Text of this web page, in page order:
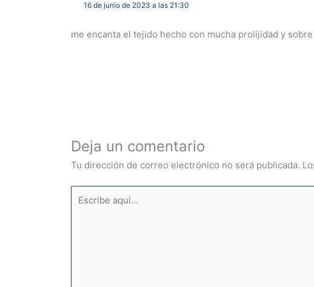
16 de junio de 2023 a las 21:30
me encanta el tejido hecho con mucha prolijidad y
Deja un comentario
Tu dirección de correo electrónico no será publicada.
aquí...